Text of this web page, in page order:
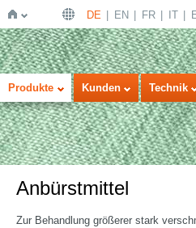
Startseite
DE EN FR IT
Produkte Kunden Technik
Anbürstmittel
Zur Behandlung größerer stark